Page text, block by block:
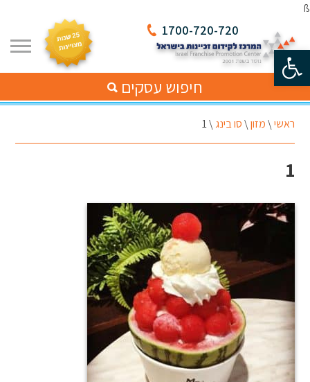
פתח סרגל נגישות
ß
1700-720-720
חיפוש עסקים
ראשי\מזון\סו בינג \
1
1